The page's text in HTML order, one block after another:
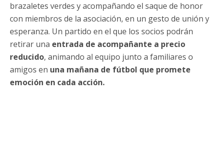
brazaletes verdes y acompañando el saque de honor
con miembros de la asociación, en un gesto de unión y
esperanza. Un partido en el que los socios podrán
retirar una entrada de acompañante a precio
reducido, animando al equipo junto a familiares o
amigos en una mañana de fútbol que promete
emoción en cada acción.